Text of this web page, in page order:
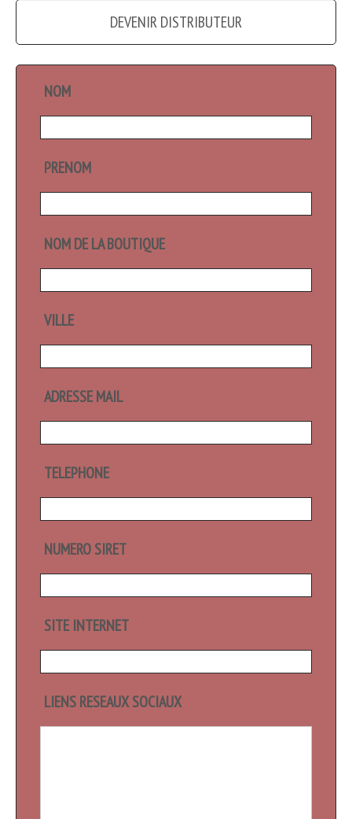
DEVENIR DISTRIBUTEUR
NOM
PRENOM
NOM DE LA BOUTIQUE
VILLE
ADRESSE MAIL
TELEPHONE
NUMERO SIRET
SITE INTERNET
LIENS RESEAUX SOCIAUX